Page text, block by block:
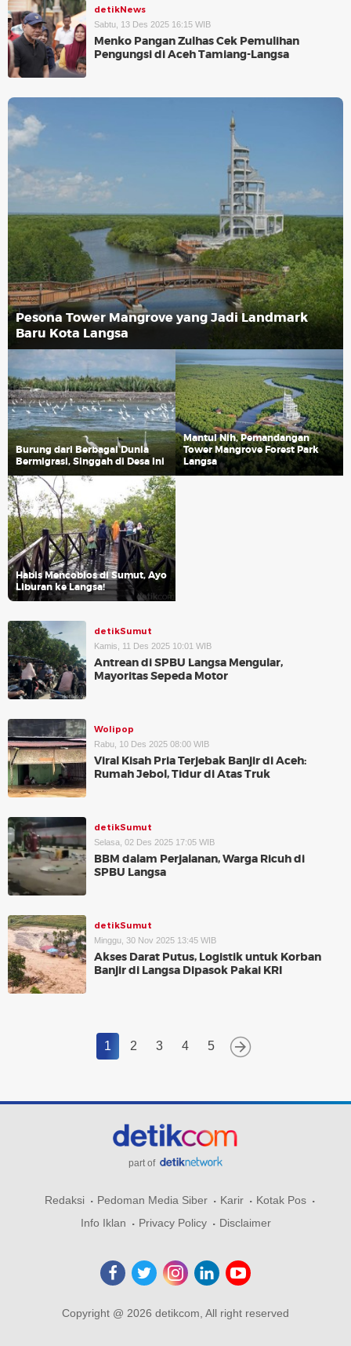
detikNews
Sabtu, 13 Des 2025 16:15 WIB
Menko Pangan Zulhas Cek Pemulihan
Pengungsi di Aceh Tamiang-Langsa
Pesona Tower Mangrove yang Jadi Landmark
Baru Kota Langsa
Burung dari Berbagai Dunia
Bermigrasi, Singgah di Desa Ini
Mantul Nih, Pemandangan
Tower Mangrove Forest Park
Langsa
Habis Mencoblos di Sumut, Ayo
Liburan ke Langsa!
detikSumut
Kamis, 11 Des 2025 10:01 WIB
Antrean di SPBU Langsa Mengular,
Mayoritas Sepeda Motor
Wolipop
Rabu, 10 Des 2025 08:00 WIB
Viral Kisah Pria Terjebak Banjir di Aceh:
Rumah Jebol, Tidur di Atas Truk
detikSumut
Selasa, 02 Des 2025 17:05 WIB
BBM dalam Perjalanan, Warga Ricuh di
SPBU Langsa
detikSumut
Minggu, 30 Nov 2025 13:45 WIB
Akses Darat Putus, Logistik untuk Korban
Banjir di Langsa Dipasok Pakai KRI
1 2 3 4 5
part of
Redaksi Pedoman Media Siber Karir
Kotak Pos
Info Iklan
Privacy Policy Disclaimer
Copyright @ 2026 detikcom, All right reserved